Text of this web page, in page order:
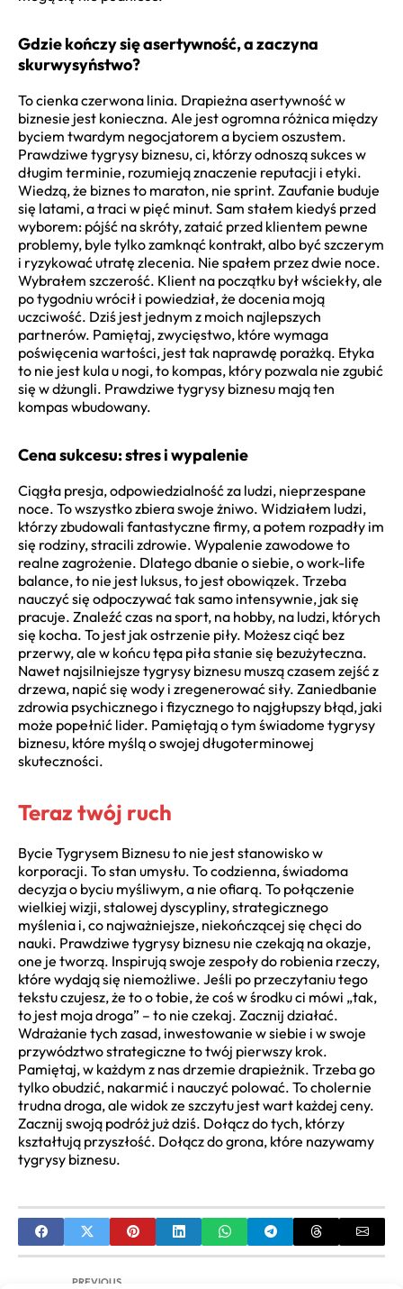
Gdzie kończy się asertywność, a zaczyna
skurwysyństwo?
To cienka czerwona linia. Drapieżna asertywność w
biznesie jest konieczna. Ale jest ogromna różnica między
byciem twardym negocjatorem a byciem oszustem.
Prawdziwe tygrysy biznesu, ci, którzy odnoszą sukces w
długim terminie, rozumieją znaczenie reputacji i etyki.
Wiedzą, że biznes to maraton, nie sprint. Zaufanie buduje
się latami, a traci w pięć minut. Sam stałem kiedyś przed
wyborem: pójść na skróty, zataić przed klientem pewne
problemy, byle tylko zamknąć kontrakt, albo być szczerym
i ryzykować utratę zlecenia. Nie spałem przez dwie noce.
Wybrałem szczerość. Klient na początku był wściekły, ale
po tygodniu wrócił i powiedział, że docenia moją
uczciwość. Dziś jest jednym z moich najlepszych
partnerów. Pamiętaj, zwycięstwo, które wymaga
poświęcenia wartości, jest tak naprawdę porażką. Etyka
to nie jest kula u nogi, to kompas, który pozwala nie zgubić
się w dżungli. Prawdziwe tygrysy biznesu mają ten
kompas wbudowany.
Cena sukcesu: stres i wypalenie
Ciągła presja, odpowiedzialność za ludzi, nieprzespane
noce. To wszystko zbiera swoje żniwo. Widziałem ludzi,
którzy zbudowali fantastyczne firmy, a potem rozpadły im
się rodziny, stracili zdrowie. Wypalenie zawodowe to
realne zagrożenie. Dlatego dbanie o siebie, o work-life
balance, to nie jest luksus, to jest obowiązek. Trzeba
nauczyć się odpoczywać tak samo intensywnie, jak się
pracuje. Znaleźć czas na sport, na hobby, na ludzi, których
się kocha. To jest jak ostrzenie piły. Możesz ciąć bez
przerwy, ale w końcu tępa piła stanie się bezużyteczna.
Nawet najsilniejsze tygrysy biznesu muszą czasem zejść z
drzewa, napić się wody i zregenerować siły. Zaniedbanie
zdrowia psychicznego i fizycznego to najgłupszy błąd, jaki
może popełnić lider. Pamiętają o tym świadome tygrysy
biznesu, które myślą o swojej długoterminowej
skuteczności.
Teraz twój ruch
Bycie Tygrysem Biznesu to nie jest stanowisko w
korporacji. To stan umysłu. To codzienna, świadoma
decyzja o byciu myśliwym, a nie ofiarą. To połączenie
wielkiej wizji, stalowej dyscypliny, strategicznego
myślenia i, co najważniejsze, niekończącej się chęci do
nauki. Prawdziwe tygrysy biznesu nie czekają na okazje,
one je tworzą. Inspirują swoje zespoły do robienia rzeczy,
które wydają się niemożliwe. Jeśli po przeczytaniu tego
tekstu czujesz, że to o tobie, że coś w środku ci mówi „tak,
to jest moja droga” – to nie czekaj. Zacznij działać.
Wdrażanie tych zasad, inwestowanie w siebie i w swoje
przywództwo strategiczne to twój pierwszy krok.
Pamiętaj, w każdym z nas drzemie drapieżnik. Trzeba go
tylko obudzić, nakarmić i nauczyć polować. To cholernie
trudna droga, ale widok ze szczytu jest wart każdej ceny.
Zacznij swoją podróż już dziś. Dołącz do tych, którzy
kształtują przyszłość. Dołącz do grona, które nazywamy
tygrysy biznesu.
PREVIOUS